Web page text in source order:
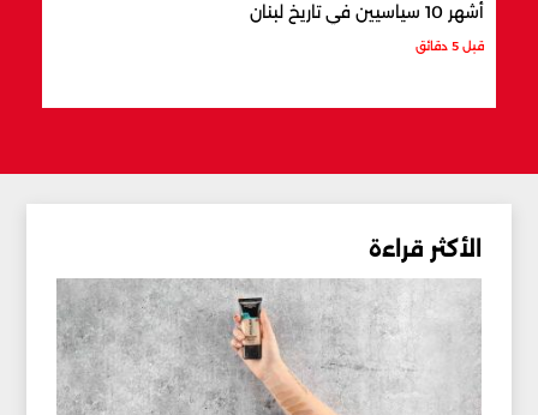
أشهر 10 سياسيين في تاريخ لبنان
قبل 5 دقائق
الأكثر قراءة